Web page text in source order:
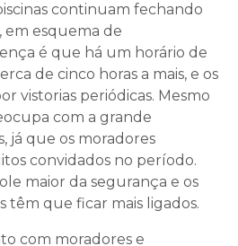
continuam fechando
em esquema de
é que há um horário de
de cinco horas a mais, e os
vistorias periódicas. Mesmo
com a grande
já que os moradores
convidados no período.
maior da segurança e os
têm que ficar mais ligados.
com moradores e